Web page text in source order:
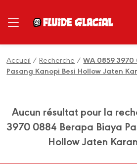
Accueil /Recherche /WA 0859
Pasang Kanopi Besi Hollow Jaten
Aucun résultat pour la
3970 0884 Berapa Biaya
Hollow Jaten